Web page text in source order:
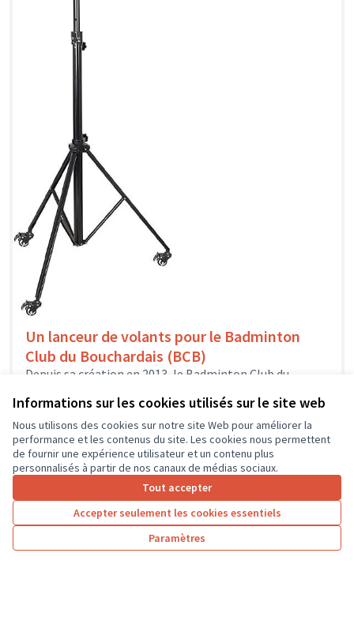
Informations sur les cookies utilisés sur le site web
Nous utilisons des cookies sur notre site Web pour améliorer la
performance et les contenus du site. Les cookies nous permettent
de fournir une expérience utilisateur et un contenu plus
personnalisés à partir de nos canaux de médias sociaux.
Tout accepter
Accepter seulement les cookies essentiels
Paramètres
Un lanceur de volants pour le Badminton
Club du Bouchardais (BCB)
Depuis sa création en 2013, le Badminton Club du
Badminton et propose...
Sport L'île-Bouchard
Résultats par page : 50
1 2 3 4